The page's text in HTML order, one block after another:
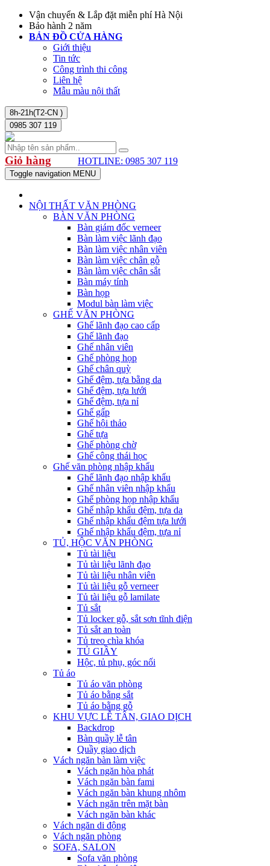
Vận chuyển & Lắp đặt miễn phí Hà Nội
Bảo hành 2 năm
BẢN ĐỒ CỬA HÀNG
Giới thiệu
Tin tức
Công trình thi công
Liên hệ
Mẫu màu nội thất
8h-21h(T2-CN )
0985 307 119
Giỏ hàng HOTLINE: 0985 307 119
Toggle navigation MENU
NỘI THẤT VĂN PHÒNG
BÀN VĂN PHÒNG
Bàn giám đốc verneer
Bàn làm việc lãnh đạo
Bàn làm việc nhân viên
Bàn làm việc chân gỗ
Bàn làm việc chân sắt
Bàn máy tính
Bàn họp
Modul bàn làm việc
GHẾ VĂN PHÒNG
Ghế lãnh đạo cao cấp
Ghế lãnh đạo
Ghế nhân viên
Ghế phòng họp
Ghế chân quỳ
Ghế đệm, tựa bằng da
Ghế đệm, tựa lưới
Ghế đệm, tựa nỉ
Ghế gấp
Ghế hội thảo
Ghế tựa
Ghế phòng chờ
Ghế công thái học
Ghế văn phòng nhập khẩu
Ghế lãnh đạo nhập khẩu
Ghế nhân viên nhập khẩu
Ghế phòng họp nhập khẩu
Ghế nhập khẩu đệm, tựa da
Ghế nhập khẩu đệm tựa lưới
Ghế nhập khẩu đệm, tựa nỉ
TỦ, HỘC VĂN PHÒNG
Tủ tài liệu
Tủ tài liệu lãnh đạo
Tủ tài liệu nhân viên
Tủ tài liệu gỗ verneer
Tủ tài liệu gỗ lamilate
Tủ sắt
Tủ locker gỗ, sắt sơn tĩnh điện
Tủ sắt an toàn
Tủ treo chìa khóa
TỦ GIẦY
Hộc, tủ phụ, góc nối
Tủ áo
Tủ áo văn phòng
Tủ áo bằng sắt
Tủ áo bằng gỗ
KHU VỰC LỄ TÂN, GIAO DỊCH
Backdrop
Bàn quầy lễ tân
Quầy giao dịch
Vách ngăn bàn làm việc
Vách ngăn hòa phát
Vách ngăn bàn fami
Vách ngăn bàn khung nhôm
Vách ngăn trên mặt bàn
Vách ngăn bàn khác
Vách ngăn di động
Vách ngăn phòng
SOFA, SALON
Sofa văn phòng